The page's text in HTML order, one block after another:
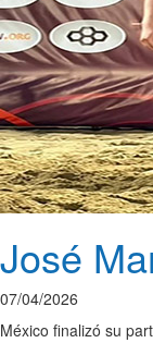
José
07/04/2026
México finalizó su